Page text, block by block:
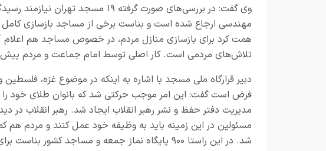
وی گفت: در بررسی‌های صورت گرفته ۱۹
همت کرد برای بازسازی منازل مردم، در خصوص مساجد هم اعلام
تلاش‌های مردمی است. کار اصلی توسط امام جماعت و مردم
دبیر قرارگاه ملی مسجد با اشاره به اینکه در موضوع غزه،
فرض است گفت: این امر موجب حرکتی شد که بانوان طلای خود
مدیریت دفتر حفظ و نشر رهبر انقلاب ایجاد شد. رهبر انقلاب
شد. در این راستا ۹۰۰ پایگاه نماز جمعه و مساجد کشور بناست برای این کمک‌رسانی بسیج شوند.